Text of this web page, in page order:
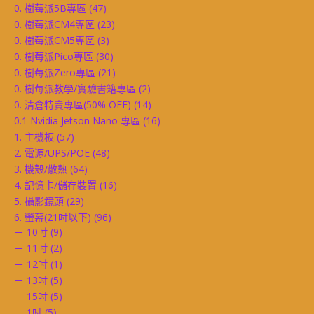
0. 樹莓派5B專區 (47)
0. 樹莓派CM4專區 (23)
0. 樹莓派CM5專區 (3)
0. 樹莓派Pico專區 (30)
0. 樹莓派Zero專區 (21)
0. 樹莓派教學/實驗書籍專區 (2)
0. 清倉特賣專區(50% OFF) (14)
0.1 Nvidia Jetson Nano 專區 (16)
1. 主機板 (57)
2. 電源/UPS/POE (48)
3. 機殼/散熱 (64)
4. 記憶卡/儲存裝置 (16)
5. 攝影鏡頭 (29)
6. 螢幕(21吋以下) (96)
－ 10吋 (9)
－ 11吋 (2)
－ 12吋 (1)
－ 13吋 (5)
－ 15吋 (5)